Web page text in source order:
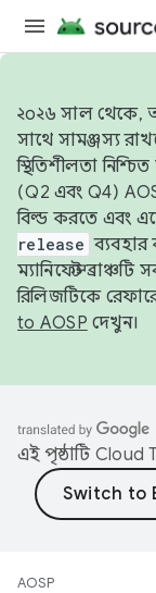
২০২৬ সাল থেকে,
সাথে সামঞ্জস্য
স্থিতিশীলতা
(Q2 এবং Q4)
বিল্ড করতে এবং
release
ম্যানিফেস্ট
রিলিজটিকে
to AOSP দেখুন।
এই পৃষ্ঠাটি Cloud
AOSP